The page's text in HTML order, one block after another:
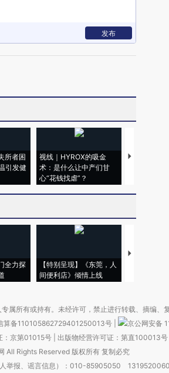
发布
所者困
引发健
视线｜HYROX的吸金
术：是什么让中产们甘
心“花钱找虐”？
马航飞行员
全力探
【特别呈现】《东莞，人
间便利店》倾情上线
【推广】走
属所有或持有。未经许可，禁止进行转载、摘编、
算备110105862729401250013号
京公网安备
：京第01015号| 出版物经营许可证：第直100013号
All Rights Reserved 版权所有 复制必究
人举报、谣言信息）：010-85905050